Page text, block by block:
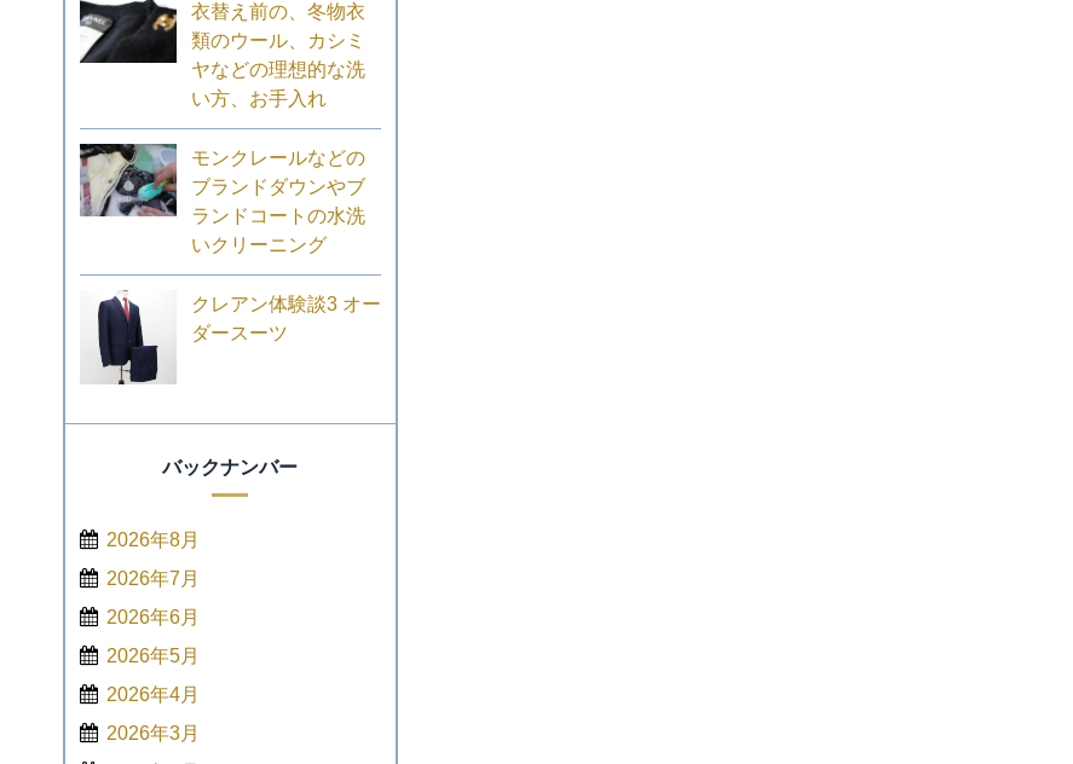
衣替え前の、冬物衣
類のウール、カシミ
ヤなどの理想的な洗
い方、お手入れ
モンクレールなどの
ブランドダウンやブ
ランドコートの水洗
いクリーニング
クレアン体験談3 オー
ダースーツ
バックナンバー
2026年8月
2026年7月
2026年6月
2026年5月
2026年4月
2026年3月